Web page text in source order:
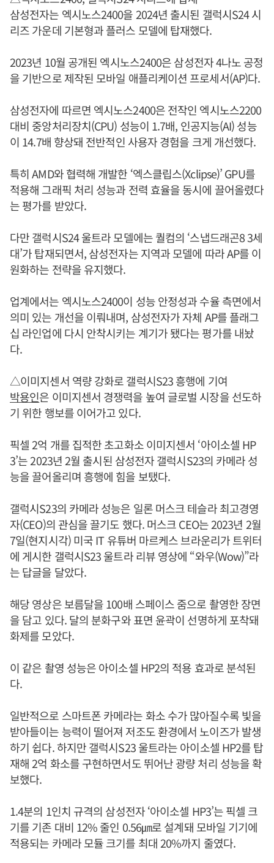
삼성전자는 엑시노스2400을 2024년 출시된 갤럭시S24 시
리즈 가운데 기본형과 플러스 모델에 탑재했다.
2023년 10월 공개된 엑시노스2400은 삼성전자 4나노 공정
을 기반으로 제작된 모바일 애플리케이션 프로세서(AP)다.
삼성전자에 따르면 엑시노스2400은 전작인 엑시노스2200
대비 중앙처리장치(CPU) 성능이 1.7배, 인공지능(AI) 성능
이 14.7배 향상돼 전반적인 사용자 경험을 크게 개선했다.
특히 AMD와 협력해 개발한 ‘엑스클립스(Xclipse)’ GPU를
적용해 그래픽 처리 성능과 전력 효율을 동시에 끌어올렸다
는 평가를 받았다.
다만 갤럭시S24 울트라 모델에는 퀄컴의 ‘스냅드래곤8 3세
대’가 탑재되면서, 삼성전자는 지역과 모델에 따라 AP를 이
원화하는 전략을 유지했다.
업계에서는 엑시노스2400이 성능 안정성과 수율 측면에서
의미 있는 개선을 이뤄내며, 삼성전자가 자체 AP를 플래그
십 라인업에 다시 안착시키는 계기가 됐다는 평가를 내놨
다.
△이미지센서 역량 강화로 갤럭시S23 흥행에 기여
박용인은 이미지센서 경쟁력을 높여 글로벌 시장을 선도하
기 위한 행보를 이어가고 있다.
픽셀 2억 개를 집적한 초고화소 이미지센서 ‘아이소셀 HP
3’는 2023년 2월 출시된 삼성전자 갤럭시S23의 카메라 성
능을 끌어올리며 흥행에 힘을 보탰다.
갤럭시S23의 카메라 성능은 일론 머스크 테슬라 최고경영
자(CEO)의 관심을 끌기도 했다. 머스크 CEO는 2023년 2월
7일(현지시각) 미국 IT 유튜버 마르케스 브라운리가 트위터
에 게시한 갤럭시S23 울트라 리뷰 영상에 “와우(Wow)”라
는 답글을 달았다.
해당 영상은 보름달을 100배 스페이스 줌으로 촬영한 장면
을 담고 있다. 달의 분화구와 표면 윤곽이 선명하게 포착돼
화제를 모았다.
이 같은 촬영 성능은 아이소셀 HP2의 적용 효과로 분석된
다.
일반적으로 스마트폰 카메라는 화소 수가 많아질수록 빛을
받아들이는 능력이 떨어져 저조도 환경에서 노이즈가 발생
하기 쉽다. 하지만 갤럭시S23 울트라는 아이소셀 HP2를 탑
재해 2억 화소를 구현하면서도 뛰어난 광량 처리 성능을 확
보했다.
1.4분의 1인치 규격의 삼성전자 ‘아이소셀 HP3’는 픽셀 크
기를 기존 대비 12% 줄인 0.56㎛로 설계돼 모바일 기기에
적용되는 카메라 모듈 크기를 최대 20%까지 줄였다.